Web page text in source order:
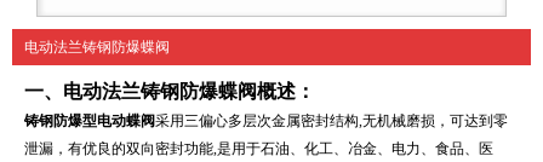
电动法兰铸钢防爆蝶阀
一、 电动法兰铸钢防爆蝶阀概述：
铸钢防爆型电动蝶阀采用三偏心多层次金属密封结构,无机械磨损，可达到零
泄漏，有优良的双向密封功能,是用于石油、化工、冶金、电力、食品、医